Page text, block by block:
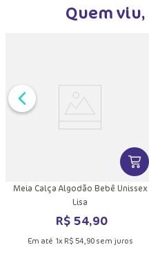
Quem
INFORMAÇÕES DO VER
Meia Calça Algodão Bebê Unissex
Lisa
R$ 54,90
Em até 1x R$ 54,90sem juros